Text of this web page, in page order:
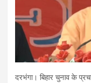
दरभंगा। बिहार चुनाव के